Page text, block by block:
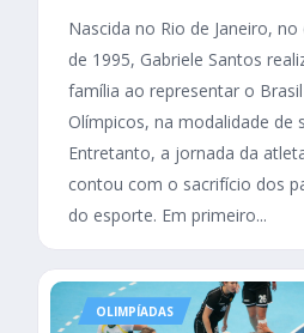
Nascida no Rio de Janeiro,
de 1995, Gabriele Santos
família ao representar o
Olímpicos, na modalidade de
Entretanto, a jornada da
contou com o sacrifício dos
do esporte. Em primeiro...
OLIMPÍADAS